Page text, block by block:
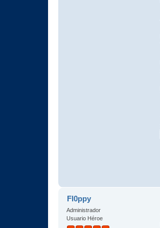
Fl0ppy
Administrador
Usuario Héroe